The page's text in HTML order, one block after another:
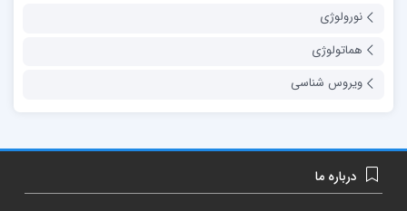
نورولوژی
هماتولوژی
ویروس شناسی
درباره ما